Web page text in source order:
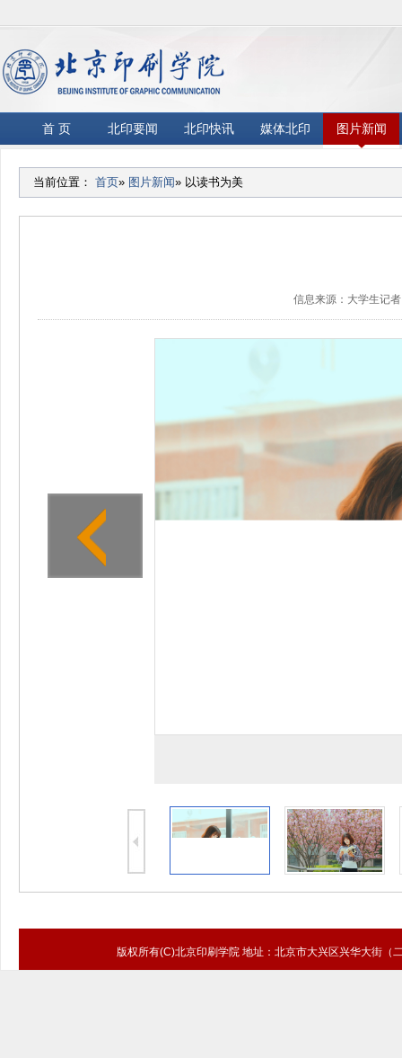
首 页 北印要闻 北印快讯 媒体北印 图片新闻
当前位置： 首页» 图片新闻» 以读书为美
信息来源：大学生记
版权所有(C)北京印刷学院 地址：北京市大兴区兴华大